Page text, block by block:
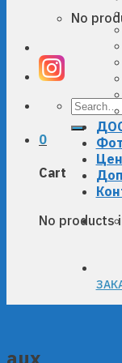
No
Search
0
Cart
No products